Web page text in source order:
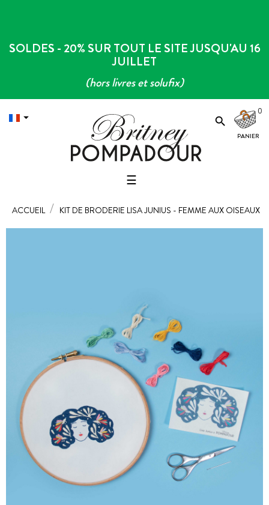
SOLDES - 20% SUR TOUT LE SITE JUSQU'AU 16
JUILLET
(hors livres et solufix)
 
0
Basculer
navigation
☰
ACCUEIL KIT DE BRODERIE LISA JUNIUS - FEMME AUX OISEAUX